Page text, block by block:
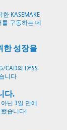
KASEMAKE
구동하는 데
한 성장을
CAD의 DYSS
니다
다.
닌 3일 만에
습니다!